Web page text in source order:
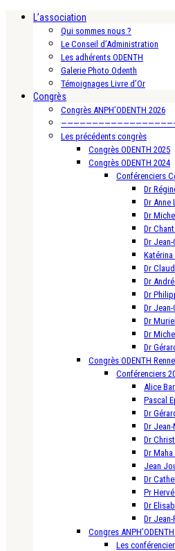
L’association
Qui sommes nous ?
Le Conseil d’Administration
Les adhérents ODENTH
Galerie Photo Odenth
Témoignages Livre d’Or
Congrès
Congrès ANPH’ODENTH 2026
Les précédents congrès
Congrès ODENTH 2025
Congrès ODENTH 2024
Conférenciers
Dr
Dr Anne
Dr
Dr
Dr
Katérina
Dr
Dr
Dr
Dr
Dr
Dr
Dr
Congrès ODENTH
Conférenciers
Alice
Pascal
Dr
Dr
Dr
Dr Maha
Jean
Dr
Pr
Dr
Dr
Congres
Les